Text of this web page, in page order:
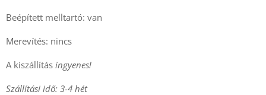
Beépített melltartó: van
Merevítés: nincs
A kiszállítás ingyenes!
Szállítási idő: 3-4 hét